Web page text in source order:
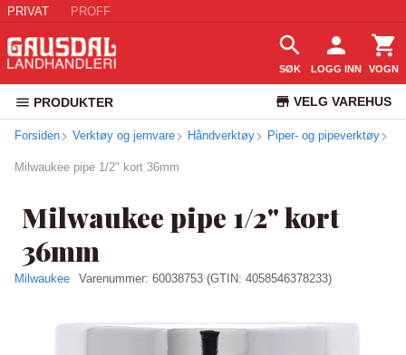
PRIVAT PROFF
SØK LOGG INN VOGN
PRODUKTER VELG VAREHUS
KUNDESERVICE
Forsiden Verktøy og jernvare Håndverktøy Piper- og pipeverktøy
Milwaukee pipe 1/2" kort 36mm
Milwaukee pipe 1/2" kort
36mm
Milwaukee Varenummer: 60038753 (GTIN: 4058546378233)